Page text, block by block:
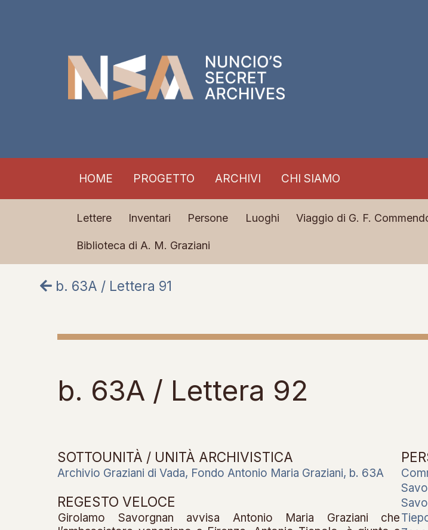
HOME PROGETTO ARCHIVI CHI SIAMO
Lettere Inventari Persone Luoghi Viaggio di G. F.
Biblioteca di A. M. Graziani
b. 63A / Lettera 91
b. 63A / Lettera 92
SOTTOUNITÀ / UNITÀ ARCHIVISTICA
Archivio Graziani di Vada, Fondo Antonio Maria Graziani, b. 63A
REGESTO VELOCE
Girolamo Savorgnan avvisa Antonio Maria Graziani che